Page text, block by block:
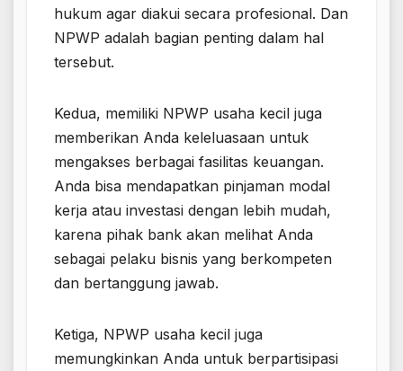
hukum agar diakui secara profesional. Dan
NPWP adalah bagian penting dalam hal
tersebut.
Kedua, memiliki NPWP usaha kecil juga
memberikan Anda keleluasaan untuk
mengakses berbagai fasilitas keuangan.
Anda bisa mendapatkan pinjaman modal
kerja atau investasi dengan lebih mudah,
karena pihak bank akan melihat Anda
sebagai pelaku bisnis yang berkompeten
dan bertanggung jawab.
Ketiga, NPWP usaha kecil juga
memungkinkan Anda untuk berpartisipasi